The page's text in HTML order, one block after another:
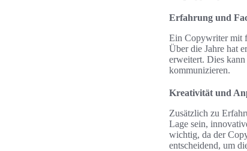
Erfahrung und
Ein Copywriter mit
Über die Jahre hat
erweitert. Dies
kommunizieren.
Kreativität und
Zusätzlich zu
Lage sein,
wichtig, da der
entscheidend, um